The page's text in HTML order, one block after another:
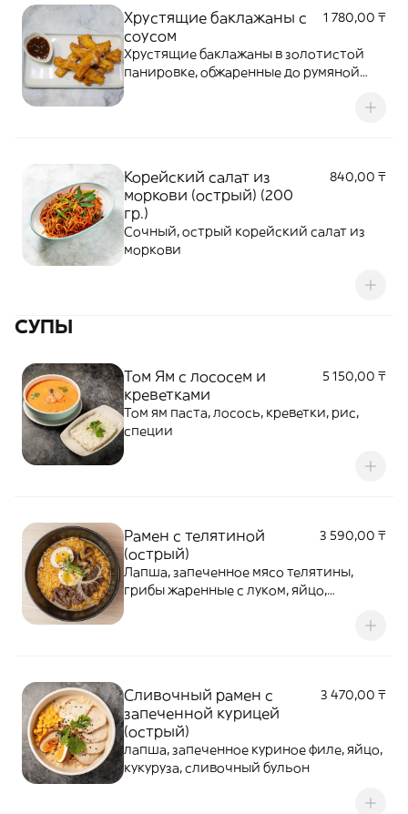
Хрустящие баклажаны с
соусом
1 780,00 ₸
Хрустящие баклажаны в золотистой
панировке, обжаренные до румяной
Корейский салат из
моркови (острый) (200
гр.)
840,00 ₸
Сочный, острый корейский салат из
моркови
СУПЫ
Том Ям с лососем и
креветками
5 150,00 ₸
Том ям паста, лосось, креветки, рис,
специи
Рамен с телятиной
(острый)
3 590,00 ₸
Лапша, запеченное мясо телятины,
грибы жаренные с луком, яйцо,
Сливочный рамен с
запеченной курицей
(острый)
3 470,00 ₸
лапша, запеченное куриное филе, яйцо,
кукуруза, сливочный бульон